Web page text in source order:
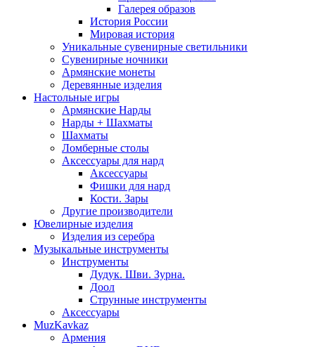
Галерея образов
История России
Мировая история
Уникальные сувенирные светильники
Сувенирные ночники
Армянские монеты
Деревянные изделия
Настольные игры
Армянские Нарды
Нарды + Шахматы
Шахматы
Ломберные столы
Аксессуары для нард
Аксессуары
Фишки для нард
Кости. Зары
Другие производители
Ювелирные изделия
Изделия из серебра
Музыкальные инструменты
Инструменты
Дудук. Шви. Зурна.
Доол
Струнные инструменты
Аксессуары
MuzKavkaz
Армения